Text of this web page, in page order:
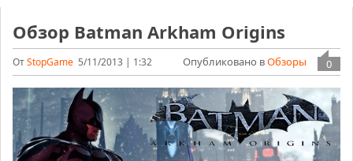
Обзор Batman Arkham Origins
ОтStopGame 5/11/2013 | 1:32 0
Опубликовано вОбзоры